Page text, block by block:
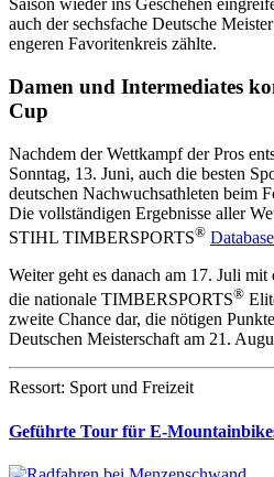
Saison wieder ins Geschehen
auch der sechsfache Deutsche
engeren Favoritenkreis zählte.
Damen und Intermediates
Cup
Nachdem der Wettkampf der Pros
Sonntag, 13. Juni, auch die besten
deutschen Nachwuchsathleten beim
Die vollständigen Ergebnisse aller
STIHL TIMBERSPORTS® Database
Weiter geht es danach am 17. Juli
die nationale TIMBERSPORTS®
zweite Chance dar, die nötigen
Deutschen Meisterschaft am 21.
Ressort: Sport und Freizeit
Geführte Tour für E-